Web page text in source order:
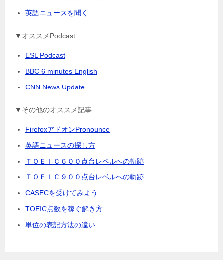
英語ニュースを聞く
▼オススメPodcast
ESL Podcast
BBC 6 minutes English
CNN News Update
▼その他のオススメ記事
FirefoxアドオンPronounce
英語ニュースの探し方
ＴＯＥＩＣ６００点台レベルへの軌跡
ＴＯＥＩＣ９００点台レベルへの軌跡
CASECを受けてみよう
TOEIC点数を稼ぐ解き方
単位の表記方法の違い